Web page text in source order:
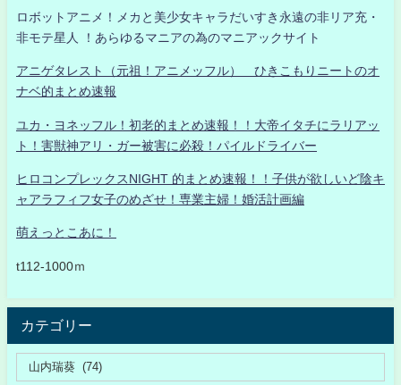
ロボットアニメ！メカと美少女キャラだいすき永遠の非リア充・
非モテ星人 ！あらゆるマニアの為のマニアックサイト
アニゲタレスト（元祖！アニメッフル） ひきこもりニートのオ
ナベ的まとめ速報
ユカ・ヨネッフル！初老的まとめ速報！！大帝イタチにラリアッ
ト！害獣神アリ・ガー被害に必殺！パイルドライバー
ヒロコンプレックスNIGHT 的まとめ速報！！子供が欲しいど陰キ
ャアラフィフ女子のめざせ！専業主婦！婚活計画編
萌えっとこあに！
t112-1000ｍ
カテゴリー